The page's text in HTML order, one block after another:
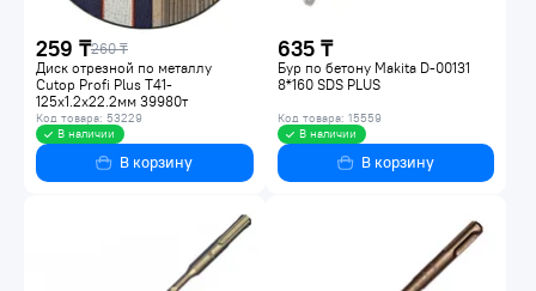
259 ₸260 ₸
Диск отрезной по металлу
Cutop Profi Plus Т41-
125х1.2х22.2мм 39980т
Код товара: 53229
В наличии
В корзину
635 ₸
Бур по бетону Makita D-00131
8*160 SDS PLUS
Код товара: 15559
В наличии
В корзину